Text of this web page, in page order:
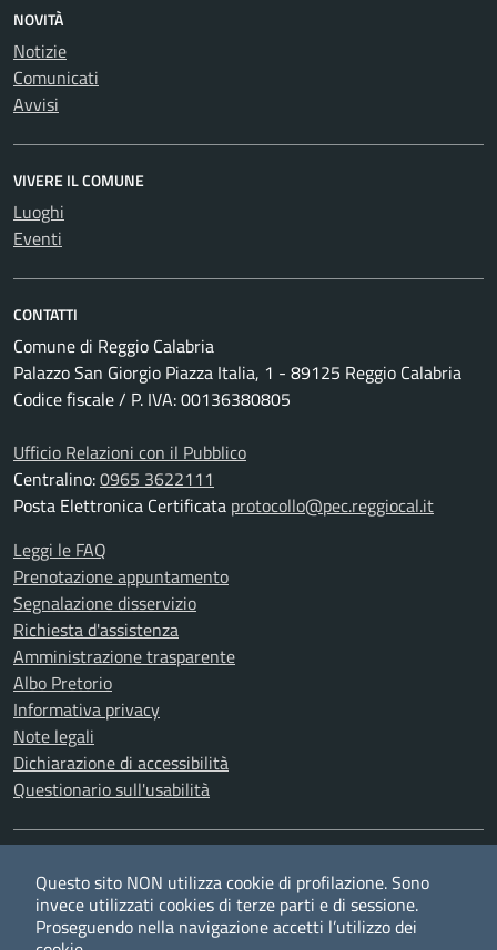
NOVITÀ
Notizie
Comunicati
Avvisi
VIVERE IL COMUNE
Luoghi
Eventi
CONTATTI
Comune di Reggio Calabria
Palazzo San Giorgio Piazza Italia, 1 - 89125 Reggio Calabria
Codice fiscale / P. IVA: 00136380805
Ufficio Relazioni con il Pubblico
Centralino:0965 3622111
Posta Elettronica Certificata protocollo@pec.reggiocal.it
Leggi le FAQ
Prenotazione appuntamento
Segnalazione disservizio
Richiesta d'assistenza
Amministrazione trasparente
Albo Pretorio
Informativa privacy
Note legali
Dichiarazione di accessibilità
Questionario sull'usabilità
TwitterFacebookYouTubeRSS
Questo sito NON utilizza cookie di profilazione. Sono
invece utilizzati cookies di terze parti e di sessione.
Proseguendo nella navigazione accetti l’utilizzo dei